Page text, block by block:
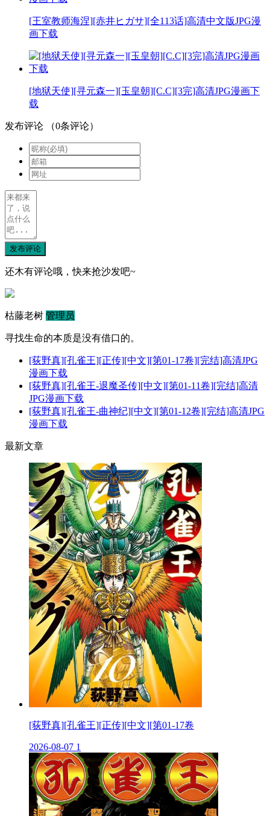
[王室教师海涅][赤井ヒガサ][全113话]高清中文版JPG漫
画下载
[地狱天使][寻元森一][玉皇朝][C.C][3完]高清JPG漫画下
载
发布评论 （0条评论）
发布评论
还木有评论哦，快来抢沙发吧~
枯藤老树 管理员
寻找生命的本质是没有借口的。
[荻野真][孔雀王][正传][中文][第01-17卷][完结]高清JPG
漫画下载
[荻野真][孔雀王-退魔圣传][中文][第01-11卷][完结]高清
JPG漫画下载
[荻野真][孔雀王-曲神纪][中文][第01-12卷][完结]高清JPG
漫画下载
最新文章
[荻野真][孔雀王][正传][中文][第01-17卷
2026-08-07 1